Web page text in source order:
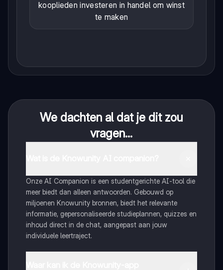
kooplieden investeren in handel om winst
te maken
We dachten al dat je dit zou
vragen...
Onze AI Companion is een studentgerichte AI-tool die
meer biedt dan alleen antwoorden. Gebouwd op
miljoenen Knowunity bronnen, biedt het relevante
informatie, gepersonaliseerde studieplannen, quizzes en
inhoud direct in de chat, aangepast aan jouw
individuele leertraject.